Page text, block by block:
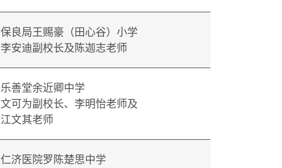
保良局王赐豪（田心谷）小学
李安迪副校长及陈迦志老师
乐善堂余近卿中学
文可为副校长、李明怡老师及
江文其老师
仁济医院罗陈楚思中学